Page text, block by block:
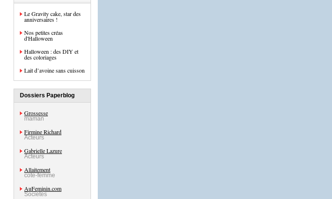
Le Gravity cake, star des
anniversaires !
Nos petites créas
d'Halloween
Halloween : des DIY et
des coloriages
Lait d’avoine sans cuisson
Dossiers Paperblog
Grossesse
maman
Firmine Richard
Acteurs
Gabrielle Lazure
Acteurs
Allaitement
cote-femme
AuFeminin.com
Sociétés